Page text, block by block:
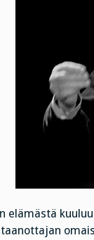
elämästä